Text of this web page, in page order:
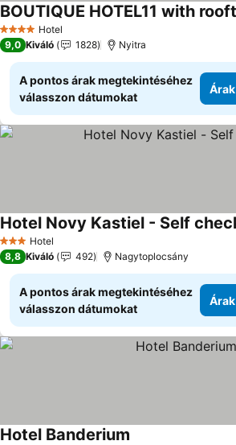
4 KategóriaHotel
BOUTIQUE HOTEL11 with
9,0 Kiváló 1828 Nyitra
A pontos árak megtekintéséhez
válasszon dátumokat
3 Kategória
Hotel
Hotel Novy Kastiel - Self
8,8 Kiváló 492 Nagytoplocsány
A pontos árak megtekintéséhez
válasszon dátumokat
Hotel Banderium